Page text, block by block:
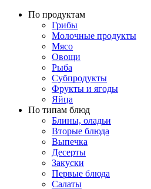
По продуктам
Грибы
Молочные продукты
Мясо
Овощи
Рыба
Субпродукты
Фрукты и ягоды
Яйца
По типам блюд
Блины, оладьи
Вторые блюда
Выпечка
Десерты
Закуски
Первые блюда
Салаты